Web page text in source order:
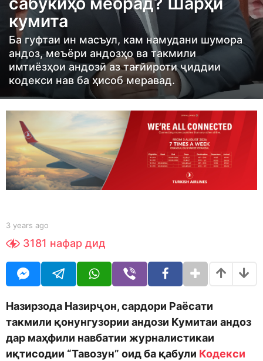
r
s
a
g
o
3
y
s
a
кумита
Ба гуфтаи ин масъул, кам намудани шумора
андоз, меъёри андозҳо ва такмили
имтиёзҳои андозӣ аз тағйироти ҷиддии
кодекси нав ба ҳисоб меравад.
b
S
h
d
o
3 years ago
e
g
o
3181 нафар дид
Назирзода Назирҷон, сардори Раёсати
такмили қонунгузории андози Кумитаи андоз
дар маҳфили навбатии журналистикаи
иқтисодии “Тавозун” оид ба қабули Кодекси